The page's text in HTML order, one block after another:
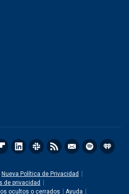
Nueva Política de Privacidad
de privacidad
ocultos o cerrados
Ayuda